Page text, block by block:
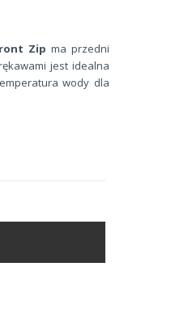
Zip ma przedni
jest idealna
wody dla